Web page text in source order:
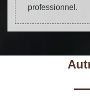
professionnel.